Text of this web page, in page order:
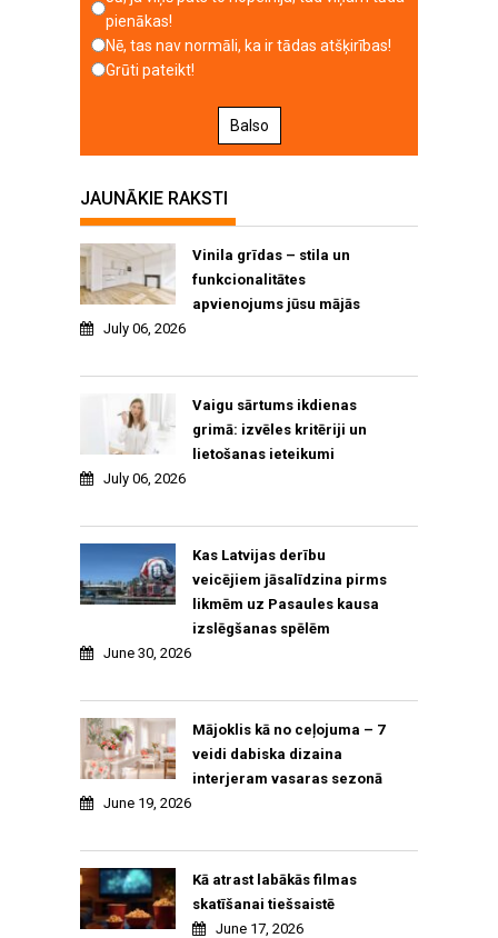
pienākas!
Nē, tas nav normāli, ka ir tādas atšķirības!
Grūti pateikt!
Balso
JAUNĀKIE RAKSTI
Vinila grīdas – stila un
funkcionalitātes
apvienojums jūsu mājās
July 06, 2026
Vaigu sārtums ikdienas
grimā: izvēles kritēriji un
lietošanas ieteikumi
July 06, 2026
Kas Latvijas derību
veicējiem jāsalīdzina pirms
likmēm uz Pasaules kausa
izslēgšanas spēlēm
June 30, 2026
Mājoklis kā no ceļojuma – 7
veidi dabiska dizaina
interjeram vasaras sezonā
June 19, 2026
Kā atrast labākās filmas
skatīšanai tiešsaistē
June 17, 2026